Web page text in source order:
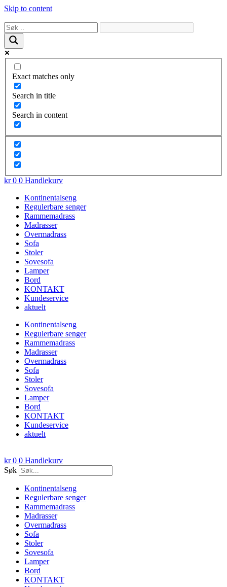
Skip to content
Exact matches only
Search in title
Search in content
kr0 0 Handlekurv
Kontinentalseng
Regulerbare senger
Rammemadrass
Madrasser
Overmadrass
Sofa
Stoler
Sovesofa
Lamper
Bord
KONTAKT
Kundeservice
aktuelt
Kontinentalseng
Regulerbare senger
Rammemadrass
Madrasser
Overmadrass
Sofa
Stoler
Sovesofa
Lamper
Bord
KONTAKT
Kundeservice
aktuelt
kr0 0 Handlekurv
Søk
Kontinentalseng
Regulerbare senger
Rammemadrass
Madrasser
Overmadrass
Sofa
Stoler
Sovesofa
Lamper
Bord
KONTAKT